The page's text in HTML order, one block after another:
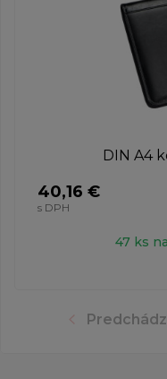
DIN A4
40,16 €
s DPH
47 ks